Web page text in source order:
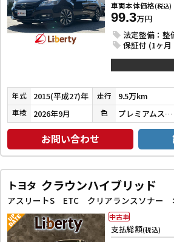
車両本体価格(税込)
99.3万円
法定整備：整
保証付 (1ヶ
年式 2015(平成27)年 走行 9.5万km
車検 2026年9月 色 プレミアムスパークルブラックパール
お問い合わせ
トヨタ クラウンハイブリッド
支払総額(税込)
中古車